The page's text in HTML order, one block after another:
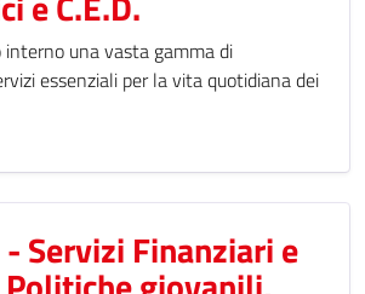
interno una vasta gamma di
essenziali per la vita quotidiana dei
Servizi Finanziari e